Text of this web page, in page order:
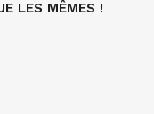
LES MÊMES !